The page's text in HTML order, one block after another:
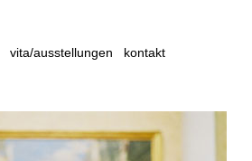
vita/ausstellungen kontakt